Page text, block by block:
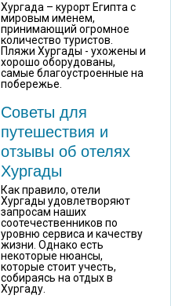
Хургада – курорт Египта с
мировым именем,
принимающий огромное
количество туристов.
Пляжи Хургады - ухожены и
хорошо оборудованы,
самые благоустроенные на
побережье.
Советы для
путешествия и
отзывы об отелях
Хургады
Как правило, отели
Хургады удовлетворяют
запросам наших
соотечественников по
уровню сервиса и качеству
жизни. Однако есть
некоторые нюансы,
которые стоит учесть,
собираясь на отдых в
Хургаду.